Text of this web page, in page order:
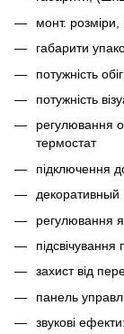
монт.
габарити
потужність
потужність
регулювання
термостат
підключення
регулювання
захист від
панель
звукові